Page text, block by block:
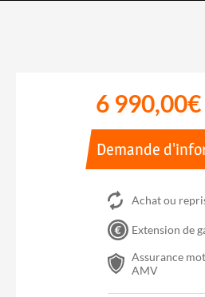
6 990,00€
Demande
Achat ou
Extension de
Assurance
AMV